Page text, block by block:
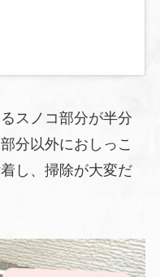
スノコ部分が半分
分以外におしっこ
し、掃除が大変だ